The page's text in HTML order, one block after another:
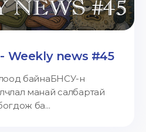
Weekly news #45
байнаБНСУ-н
манай салбартай
ба...